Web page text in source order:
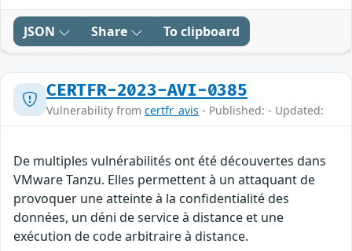
JSON Share To clipboard
CERTFR-2023-AVI-0385
Vulnerability from certfr_avis - Published: - Updated:
De multiples vulnérabilités ont été découvertes dans
VMware Tanzu. Elles permettent à un attaquant de
provoquer une atteinte à la confidentialité des
données, un déni de service à distance et une
exécution de code arbitraire à distance.